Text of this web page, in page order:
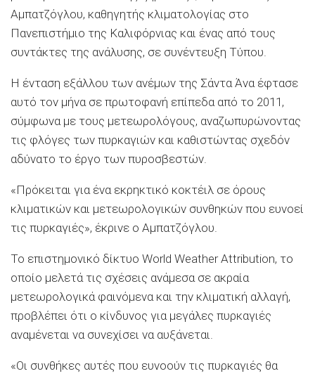
Αμπατζόγλου, καθηγητής κλιματολογίας στο
Πανεπιστήμιο της Καλιφόρνιας και ένας από τους
συντάκτες της ανάλυσης, σε συνέντευξη Τύπου.
Η ένταση εξάλλου των ανέμων της Σάντα Άνα έφτασε
αυτό τον μήνα σε πρωτοφανή επίπεδα από το 2011,
σύμφωνα με τους μετεωρολόγους, αναζωπυρώνοντας
τις φλόγες των πυρκαγιών και καθιστώντας σχεδόν
αδύνατο το έργο των πυροσβεστών.
«Πρόκειται για ένα εκρηκτικό κοκτέιλ σε όρους
κλιματικών και μετεωρολογικών συνθηκών που ευνοεί
τις πυρκαγιές», έκρινε ο Αμπατζόγλου.
Το επιστημονικό δίκτυο World Weather Attribution, το
οποίο μελετά τις σχέσεις ανάμεσα σε ακραία
μετεωρολογικά φαινόμενα και την κλιματική αλλαγή,
προβλέπει ότι ο κίνδυνος για μεγάλες πυρκαγιές
αναμένεται να συνεχίσει να αυξάνεται.
«Οι συνθήκες αυτές που ευνοούν τις πυρκαγιές θα